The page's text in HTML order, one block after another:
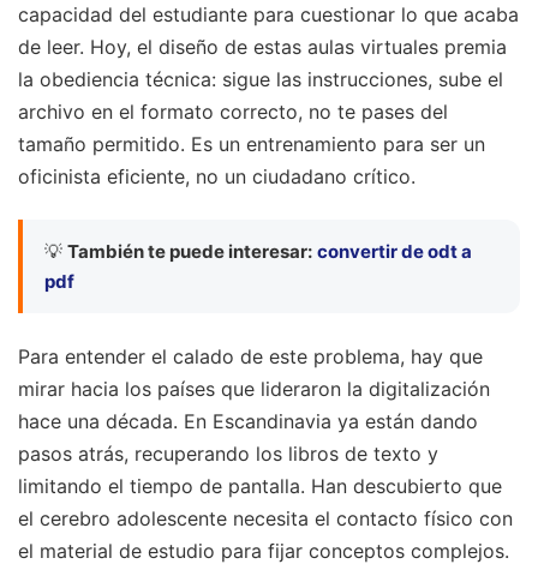
capacidad del estudiante para cuestionar lo que acaba
de leer. Hoy, el diseño de estas aulas virtuales premia
la obediencia técnica: sigue las instrucciones, sube el
archivo en el formato correcto, no te pases del
tamaño permitido. Es un entrenamiento para ser un
oficinista eficiente, no un ciudadano crítico.
💡 También te puede interesar: convertir de odt a
pdf
Para entender el calado de este problema, hay que
mirar hacia los países que lideraron la digitalización
hace una década. En Escandinavia ya están dando
pasos atrás, recuperando los libros de texto y
limitando el tiempo de pantalla. Han descubierto que
el cerebro adolescente necesita el contacto físico con
el material de estudio para fijar conceptos complejos.